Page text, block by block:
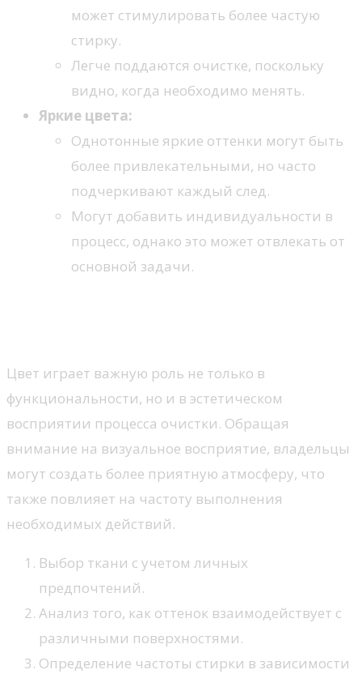
может стимулировать более частую
стирку.
Легче поддаются очистке, поскольку
видно, когда необходимо менять.
Яркие цвета:
Однотонные яркие оттенки могут быть
более привлекательными, но часто
подчеркивают каждый след.
Могут добавить индивидуальности в
процесс, однако это может отвлекать от
основной задачи.
Цвет играет важную роль не только в
функциональности, но и в эстетическом
восприятии процесса очистки. Обращая
внимание на визуальное восприятие, владельцы
могут создать более приятную атмосферу, что
также повлияет на частоту выполнения
необходимых действий.
Выбор ткани с учетом личных
предпочтений.
Анализ того, как оттенок взаимодействует с
различными поверхностями.
Определение частоты стирки в зависимости